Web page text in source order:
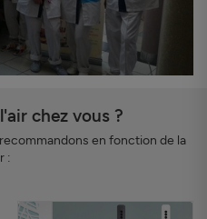
chez vous ?
en fonction de la
: